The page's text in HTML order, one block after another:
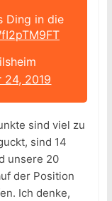
Ding in die
24, 2019
sind viel zu
sind 14
unsere 20
der Position
Ich denke,